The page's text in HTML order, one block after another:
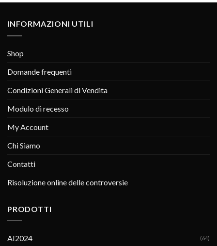
INFORMAZIONI UTILI
Shop
Domande frequenti
Condizioni Generali di Vendita
Modulo di recesso
My Account
Chi Siamo
Contatti
Risoluzione online delle controversie
PRODOTTI
AI2024 (64)